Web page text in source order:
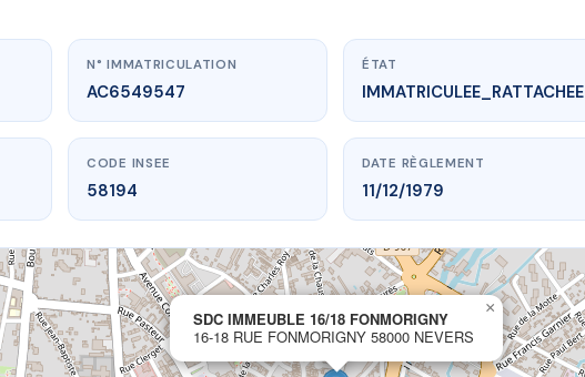
www.vme.plus/AC6549547
SDC IMMEUBLE 16/18 FONMORIGNY
18 Rue Fonmorigny58000 NEVERS
N° IMMATRICULATION
AC6549547
ÉTAT
IMMATRICULEE_RATTACHEE
CODE INSEE
58194
DATE RÈGLEMENT
11/12/1979
SDC IMMEUBLE 16/18 FONMORIGNY
16-18 RUE FONMORIGNY 58000 NEVERS
×